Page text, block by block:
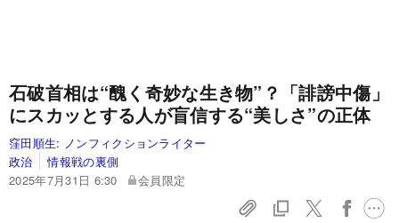
石破首相は“醜く奇妙な生き物”？「誹謗中傷」
にスカッとする人が盲信する“美しさ”の正体
窪田順生: ノンフィクションライター
政治
情報戦の裏側
2025年7月31日 6:30
会員限定